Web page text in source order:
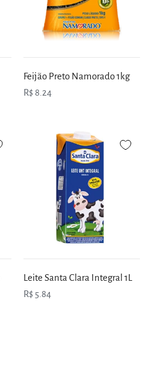
Feijão Preto Namorado 1kg
R$ 8.24
Leite Santa Clara Integral 1L
R$ 5.84